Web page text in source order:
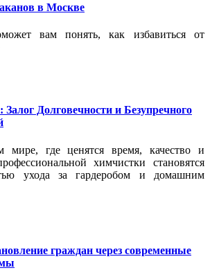
в Москве
вам понять, как избавиться от
Долговечности и Безупречного
мире, где ценятся время, качество и
химчистки становятся
ухода за гардеробом и домашним
граждан через современные